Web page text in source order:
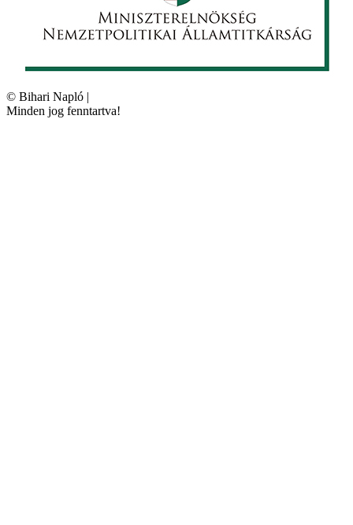
© Bihari Napló |
Minden jog fenntartva!